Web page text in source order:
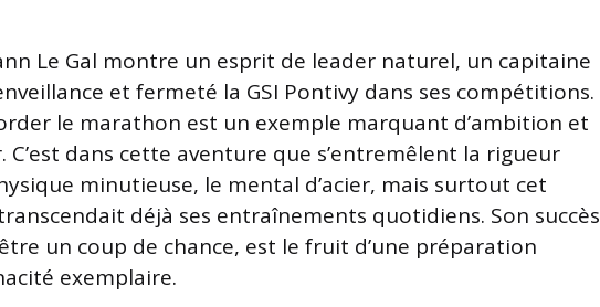
Le Gal montre un esprit de leader naturel, un capitaine
et fermeté la GSI Pontivy dans ses compétitions.
le marathon est un exemple marquant d’ambition et
C’est dans cette aventure que s’entremêlent la rigueur
minutieuse, le mental d’acier, mais surtout cet
déjà ses entraînements quotidiens. Son succès
un coup de chance, est le fruit d’une préparation
exemplaire.